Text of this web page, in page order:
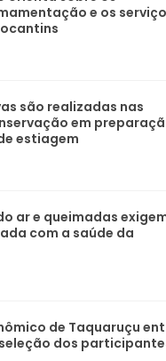
e os
são realizadas nas
em
estiagem
ar e queimadas
com a saúde da
de Taquaruçu
dos